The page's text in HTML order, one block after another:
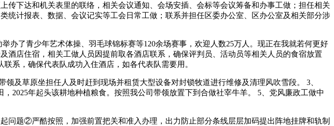
下达和机关表里的联络，相关会议通知、会场安插、会标等会议筹备和办事工做；担任相关
计报表、数据、会议记实等工会日常工做；联系并担任区委办公室、区办公室及相关部分涉
了青少年艺术体操、羽毛球锦标赛等120余场赛事，欢迎人数25万人。现正在我就若何更好
店住宿，相关工做人员因提前取各酒店联系，确保评判员、活动员等相关人员的食宿放置
系，确保代表队成功入住酒店，如各代表队需要用。
草原坐担任人及时赶到现场并租赁大型设备对封锁牧道进行维修及清理风吹雪段。 3、
2025年起头该耕地种植粮食。按照我公司带领放置下到合做社宰牛羊。 5、党风廉政工做中
题②严酷按照，加强前置把关和准入办理，出力防止部分条线层层加码提出阵地挂牌和轨制